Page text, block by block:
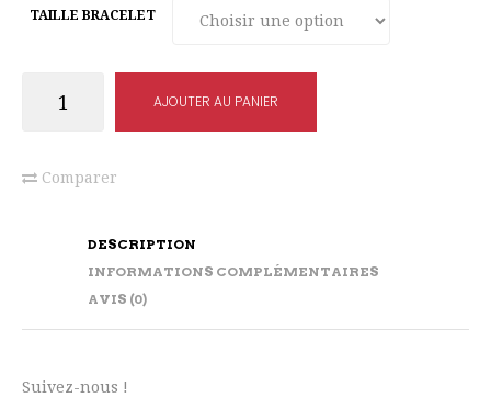
TAILLE BRACELET
AJOUTER AU PANIER
Comparer
DESCRIPTION
INFORMATIONS COMPLÉMENTAIRES
AVIS (0)
Suivez-nous !